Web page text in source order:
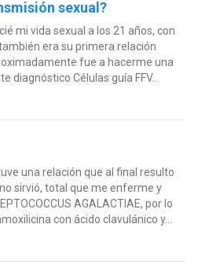
sexual?
mi vida sexual a los 21 años, con
era su primera relación
fue a hacerme una
diagnóstico Células guía FFV...
una relación que al final resulto
sirvió, total que me enferme y
AGALACTIAE, por lo
con ácido clavulánico y...